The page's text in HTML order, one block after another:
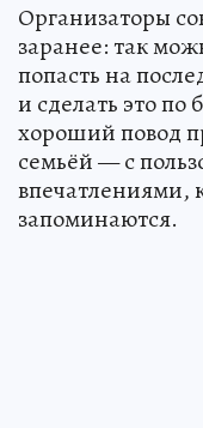
Организаторы
заранее: так
попасть на
и сделать это по
хороший повод
семьёй — с
впечатлениями,
запоминаются.